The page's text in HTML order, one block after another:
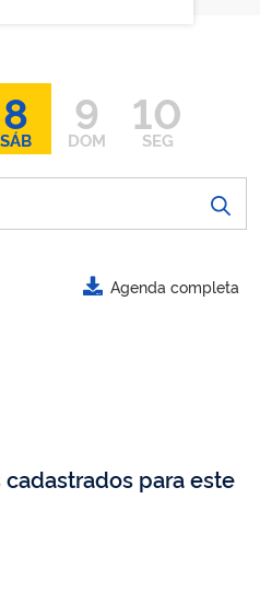
8
SÁB
9
DOM
10
SEG
Agenda completa
para este